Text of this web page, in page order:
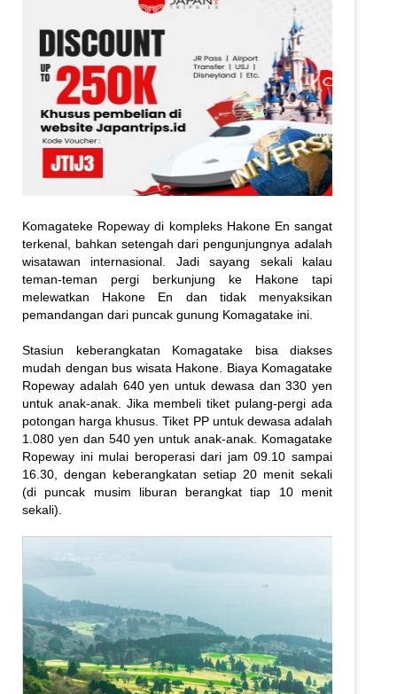
Komagateke Ropeway di kompleks Hakone En sangat
terkenal, bahkan setengah dari pengunjungnya adalah
wisatawan internasional. Jadi sayang sekali kalau
teman-teman pergi berkunjung ke Hakone tapi
melewatkan Hakone En dan tidak menyaksikan
pemandangan dari puncak gunung Komagatake ini.
Stasiun keberangkatan Komagatake bisa diakses
mudah dengan bus wisata Hakone. Biaya Komagatake
Ropeway adalah 640 yen untuk dewasa dan 330 yen
untuk anak-anak. Jika membeli tiket pulang-pergi ada
potongan harga khusus. Tiket PP untuk dewasa adalah
1.080 yen dan 540 yen untuk anak-anak. Komagatake
Ropeway ini mulai beroperasi dari jam 09.10 sampai
16.30, dengan keberangkatan setiap 20 menit sekali
(di puncak musim liburan berangkat tiap 10 menit
sekali).